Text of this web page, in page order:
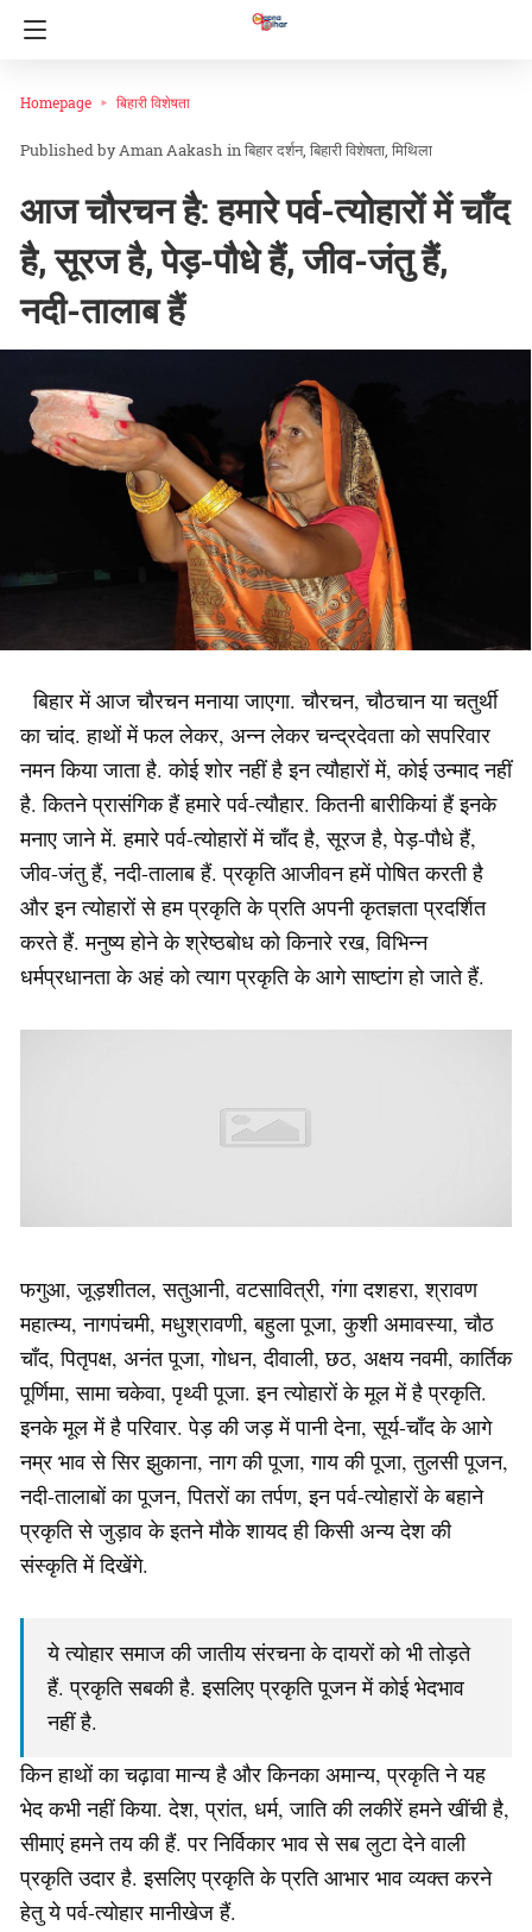
Homepage बिहारी विशेषता
Aman Aakash inबिहार दर्शन बिहारी विशेषता मिथिला
आज चौरचन है: हमारे पर्व-त्योहारों में चाँद
है, सूरज है, पेड़-पौधे हैं, जीव-जंतु हैं,
नदी-तालाब हैं
बिहार में आज चौरचन मनाया जाएगा. चौरचन, चौठचान या चतुर्थी
का चांद. हाथों में फल लेकर, अन्न लेकर चन्द्रदेवता को सपरिवार
नमन किया जाता है. कोई शोर नहीं है इन त्यौहारों में, कोई उन्माद नहीं
है. कितने प्रासंगिक हैं हमारे पर्व-त्यौहार. कितनी बारीकियां हैं इनके
मनाए जाने में. हमारे पर्व-त्योहारों में चाँद है, सूरज है, पेड़-पौधे हैं,
जीव-जंतु हैं, नदी-तालाब हैं. प्रकृति आजीवन हमें पोषित करती है
और इन त्योहारों से हम प्रकृति के प्रति अपनी कृतज्ञता प्रदर्शित
करते हैं. मनुष्य होने के श्रेष्ठबोध को किनारे रख, विभिन्न
धर्मप्रधानता के अहं को त्याग प्रकृति के आगे साष्टांग हो जाते हैं.
फगुआ, जूड़शीतल, सतुआनी, वटसावित्री, गंगा दशहरा, श्रावण
महात्म्य, नागपंचमी, मधुश्रावणी, बहुला पूजा, कुशी अमावस्या, चौठ
चाँद, पितृपक्ष, अनंत पूजा, गोधन, दीवाली, छठ, अक्षय नवमी, कार्तिक
पूर्णिमा, सामा चकेवा, पृथ्वी पूजा. इन त्योहारों के मूल में है प्रकृति.
इनके मूल में है परिवार. पेड़ की जड़ में पानी देना, सूर्य-चाँद के आगे
नम्र भाव से सिर झुकाना, नाग की पूजा, गाय की पूजा, तुलसी पूजन,
नदी-तालाबों का पूजन, पितरों का तर्पण, इन पर्व-त्योहारों के बहाने
प्रकृति से जुड़ाव के इतने मौके शायद ही किसी अन्य देश की
संस्कृति में दिखेंगे.
ये त्योहार समाज की जातीय संरचना के दायरों को भी तोड़ते
हैं. प्रकृति सबकी है. इसलिए प्रकृति पूजन में कोई भेदभाव
नहीं है.
किन हाथों का चढ़ावा मान्य है और किनका अमान्य, प्रकृति ने यह
भेद कभी नहीं किया. देश, प्रांत, धर्म, जाति की लकीरें हमने खींची है,
सीमाएं हमने तय की हैं. पर निर्विकार भाव से सब लुटा देने वाली
प्रकृति उदार है. इसलिए प्रकृति के प्रति आभार भाव व्यक्त करने
हेतु ये पर्व-त्योहार मानीखेज हैं.